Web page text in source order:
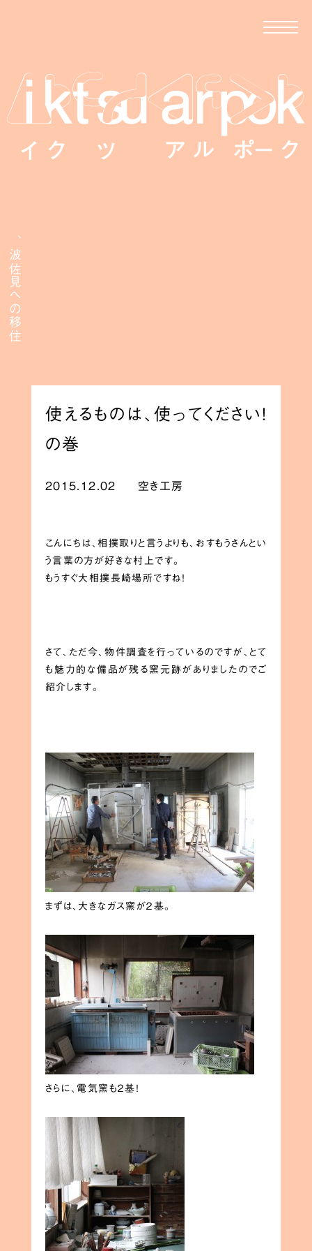
移住者が伝える、波佐見への移住
使えるものは、使ってください！
の巻
2015.12.02 空き工房
こんにちは、相撲取りと言うよりも、おすもうさんとい
う言葉の方が好きな村上です。
もうすぐ大相撲長崎場所ですね！
さて、ただ今、物件調査を行っているのですが、とて
も魅力的な備品が残る窯元跡がありましたのでご
紹介します。
まずは、大きなガス窯が２基。
さらに、電気窯も２基！